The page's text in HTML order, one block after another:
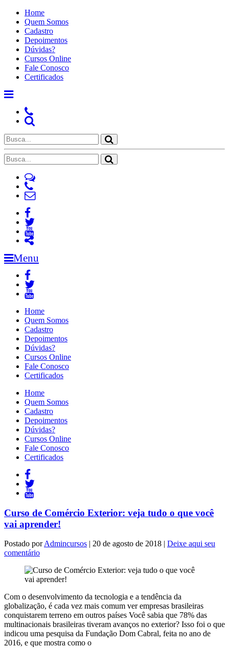
Home
Quem Somos
Cadastro
Depoimentos
Dúvidas?
Cursos Online
Fale Conosco
Certificados
Menu
Home
Quem Somos
Cadastro
Depoimentos
Dúvidas?
Cursos Online
Fale Conosco
Certificados
Home
Quem Somos
Cadastro
Depoimentos
Dúvidas?
Cursos Online
Fale Conosco
Certificados
Curso de Comércio Exterior: veja tudo o que você
vai aprender!
Postado porAdmincursos | 20 de agosto de 2018 | Deixe aqui seu
comentário
Com o desenvolvimento da tecnologia e a tendência da
globalização, é cada vez mais comum ver empresas brasileiras
conquistarem terreno em outros países Você sabia que 78% das
multinacionais brasileiras tiveram avanços no exterior? Isso foi o que
indicou uma pesquisa da Fundação Dom Cabral, feita no ano de
2016, e que mostra como o